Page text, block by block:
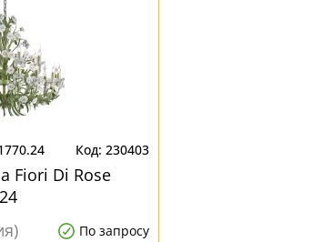
230403
Fiori Di Rose
По запросу